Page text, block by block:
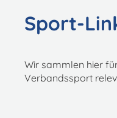
Sport-
Wir sammlen hier
Verbandssport